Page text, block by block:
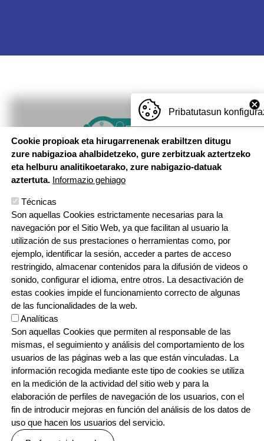
Imagen
Pribatutasun
Cookie propioak eta hirugarrenenak erabiltzen ditugu
zure nabigazioa ahalbidetzeko, gure zerbitzuak aztertzeko
eta helburu analitikoetarako, zure nabigazio-datuak
aztertuta. Informazio gehiago
Técnicas
Son aquellas Cookies estrictamente necesarias para la
navegación por el Sitio Web, ya que facilitan al usuario la
utilización de sus prestaciones o herramientas como, por
ejemplo, identificar la sesión, acceder a partes de acceso
restringido, almacenar contenidos para la difusión de videos o
sonido, configurar el idioma, entre otros. La desactivación de
estas cookies impide el funcionamiento correcto de algunas
de las funcionalidades de la web.
Analíticas
Son aquellas Cookies que permiten al responsable de las
mismas, el seguimiento y análisis del comportamiento de los
usuarios de las páginas web a las que están vinculadas. La
información recogida mediante este tipo de cookies se utiliza
en la medición de la actividad del sitio web y para la
elaboración de perfiles de navegación de los usuarios, con el
fin de introducir mejoras en función del análisis de los datos de
uso que hacen los usuarios del servicio.